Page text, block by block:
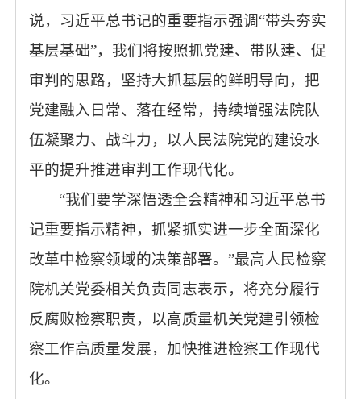
说，习近平总书记的重要指示强调“带头夯实
基层基础”，我们将按照抓党建、带队建、促
审判的思路，坚持大抓基层的鲜明导向，把
党建融入日常、落在经常，持续增强法院队
伍凝聚力、战斗力，以人民法院党的建设水
平的提升推进审判工作现代化。
“我们要学深悟透全会精神和习近平总书
记重要指示精神，抓紧抓实进一步全面深化
改革中检察领域的决策部署。”最高人民检察
院机关党委相关负责同志表示，将充分履行
反腐败检察职责，以高质量机关党建引领检
察工作高质量发展，加快推进检察工作现代
化。